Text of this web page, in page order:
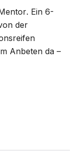
. Ein 6-
der
Anbeten da –